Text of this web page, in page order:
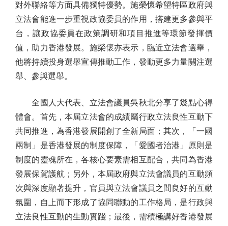
對外聯絡等方面具備獨特優勢。施榮懷希望特區政府與
立法會能進一步重視政協委員的作用，搭建更多參與平
台，讓政協委員在政策調研和項目推進等環節發揮價
值，助力香港發展。施榮懷亦表示，臨近立法會選舉，
他將持續投身選舉宣傳推動工作，發動更多力量關注選
舉、參與選舉。
全國人大代表、立法會議員吳秋北分享了幾點心得
體會。首先，本屆立法會的成績屬行政立法良性互動下
共同推進，為香港發展開創了全新局面；其次，「一國
兩制」是香港發展的制度保障，「愛國者治港」原則是
制度的靈魂所在，各核心要素需相互配合，共同為香港
發展保駕護航；另外，本屆政府與立法會議員的互動頻
次與深度顯著提升，官員與立法會議員之間良好的互動
氛圍，自上而下形成了協同聯動的工作格局，是行政與
立法良性互動的生動實踐；最後，需積極講好香港發展